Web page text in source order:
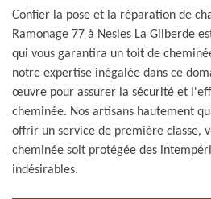
Confier la pose et la réparation de
Ramonage 77 à Nesles La Gilberde
qui vous garantira un toit de
notre expertise inégalée dans ce
œuvre pour assurer la sécurité et
cheminée. Nos artisans hautement
offrir un service de première classe,
cheminée soit protégée des
indésirables.